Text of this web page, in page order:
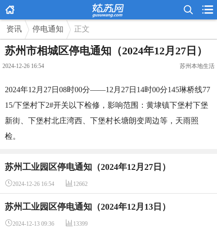
  
资讯 停电通知 正文
苏州市相城区停电通知（2024年12月27日）
2024-12-26 16:54 苏州本地生活
2024年12月27日08时00分——12月27日14时00分145琳桥线77
15/下堡村下2#开关以下检修，影响范围：黄埭镇下堡村下堡
新街、下堡村北庄湾西、下堡村长塘朗变周边等，天雨照
检。
苏州工业园区停电通知（2024年12月27日）
2024-12-26 16:54  12662
苏州工业园区停电通知（2024年12月13日）
2024-12-13 09:36  13399